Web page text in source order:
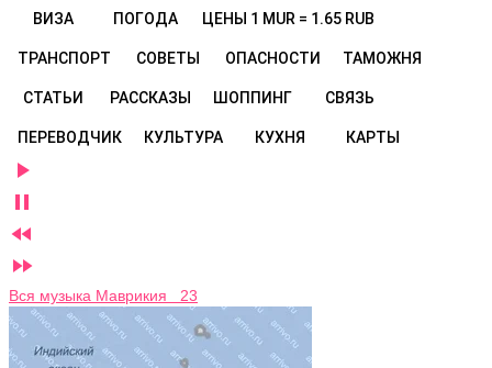
ВИЗА ПОГОДА ЦЕНЫ 1 MUR = 1.65 RUB
ТРАНСПОРТ СОВЕТЫ ОПАСНОСТИ ТАМОЖНЯ
СТАТЬИ РАССКАЗЫ ШОППИНГ СВЯЗЬ
ПЕРЕВОДЧИК КУЛЬТУРА КУХНЯ КАРТЫ




Вся музыка Маврикия 23